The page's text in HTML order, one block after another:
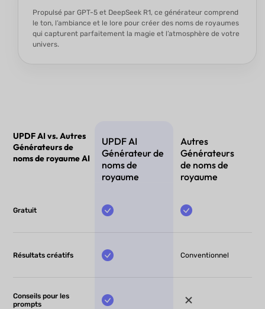
Propulsé par GPT-5 et DeepSeek R1, ce générateur comprend
le ton, l’ambiance et le lore pour créer des noms de royaumes
qui capturent parfaitement la magie et l’atmosphère de votre
univers.
UPDF AI vs. Autres
Générateurs de
noms de royaume AI
UPDF AI
Générateur de
noms de
royaume
Autres
Générateurs
de noms de
royaume
Gratuit
Résultats créatifs Conventionnel
Conseils pour les
prompts